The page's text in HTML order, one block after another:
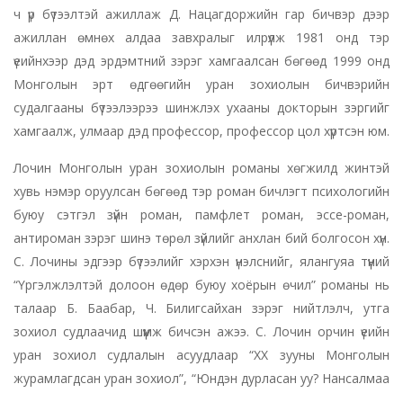
ч үр бүтээлтэй ажиллаж Д. Нацагдоржийн гар бичвэр дээр
ажиллан өмнөх алдаа завхралыг илрүүлж 1981 онд тэр
үеийнхээр дэд эрдэмтний зэрэг хамгаалсан бөгөөд 1999 онд
Монголын эрт өдгөөгийн уран зохиолын бичвэрийн
судалгааны бүтээлээрээ шинжлэх ухааны докторын зэргийг
хамгаалж, улмаар дэд профессор, профессор цол хүртсэн юм.
Лочин Монголын уран зохиолын романы хөгжилд жинтэй
хувь нэмэр оруулсан бөгөөд тэр роман бичлэгт психологийн
буюу сэтгэл зүйн роман, памфлет роман, эссе-роман,
антироман зэрэг шинэ төрөл зүйлийг анхлан бий болгосон хүн.
С. Лочины эдгээр бүтээлийг хэрхэн үнэлснийг, ялангуяа түүний
“Үргэлжлэлтэй долоон өдөр буюу хоёрын өчил” романы нь
талаар Б. Баабар, Ч. Билигсайхан зэрэг нийтлэлч, утга
зохиол судлаачид шүүмж бичсэн ажээ. С. Лочин орчин үеийн
уран зохиол судлалын асуудлаар “ХХ зууны Монголын
журамлагдсан уран зохиол”, “Юндэн дурласан уу? Нансалмаа